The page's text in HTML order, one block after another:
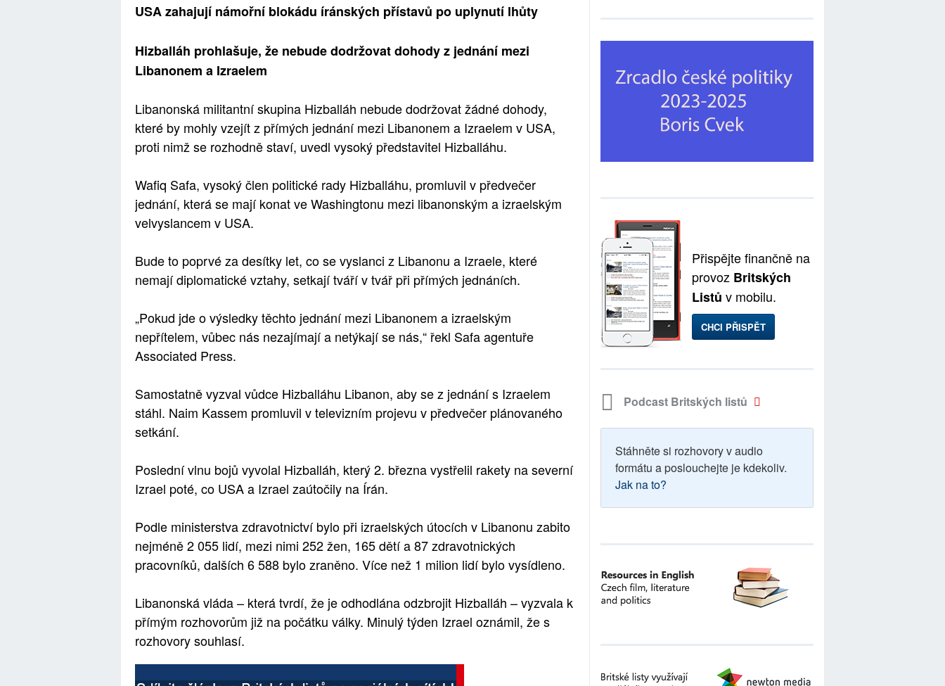
USA zahajují námořní blokádu íránských přístavů po uplynutí lhůty
Hizballáh prohlašuje, že nebude dodržovat dohody z jednání mezi
Libanonem a Izraelem
Libanonská militantní skupina Hizballáh nebude dodržovat žádné dohody,
které by mohly vzejít z přímých jednání mezi Libanonem a Izraelem v USA,
proti nimž se rozhodně staví, uvedl vysoký představitel Hizballáhu.
Wafiq Safa, vysoký člen politické rady Hizballáhu, promluvil v předvečer
jednání, která se mají konat ve Washingtonu mezi libanonským a izraelským
velvyslancem v USA.
Bude to poprvé za desítky let, co se vyslanci z Libanonu a Izraele, které
nemají diplomatické vztahy, setkají tváří v tvář při přímých jednáních.
„Pokud jde o výsledky těchto jednání mezi Libanonem a izraelským
nepřítelem, vůbec nás nezajímají a netýkají se nás,“ řekl Safa agentuře
Associated Press.
Samostatně vyzval vůdce Hizballáhu Libanon, aby se z jednání s Izraelem
stáhl. Naim Kassem promluvil v televizním projevu v předvečer plánovaného
setkání.
Poslední vlnu bojů vyvolal Hizballáh, který 2. března vystřelil rakety na severní
Izrael poté, co USA a Izrael zaútočily na Írán.
Podle ministerstva zdravotnictví bylo při izraelských útocích v Libanonu zabito
nejméně 2 055 lidí, mezi nimi 252 žen, 165 dětí a 87 zdravotnických
pracovníků, dalších 6 588 bylo zraněno. Více než 1 milion lidí bylo vysídleno.
Libanonská vláda – která tvrdí, že je odhodlána odzbrojit Hizballáh – vyzvala k
přímým rozhovorům již na počátku války. Minulý týden Izrael oznámil, že s
rozhovory souhlasí.
Přispějte finančně na
provoz Britských
Listů v mobilu.
CHCI PŘISPĚT
Podcast Britských listů
Stáhněte si rozhovory v audio
formátu a poslouchejte je kdekoliv.
Jak na to?